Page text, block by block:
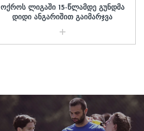
ᲝᲥᲠᲝᲡ ᲚᲘᲒᲐᲨᲘ 15-ᲬᲚᲐᲛᲓᲔ ᲒᲣᲜᲓᲛᲐ
ᲓᲘᲓᲘ ᲐᲜᲒᲐᲠᲘᲨᲘᲗ ᲒᲐᲘᲛᲐᲠᲯᲕᲐ